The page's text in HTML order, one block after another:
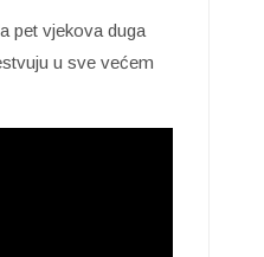
pet vjekova duga
u sve većem